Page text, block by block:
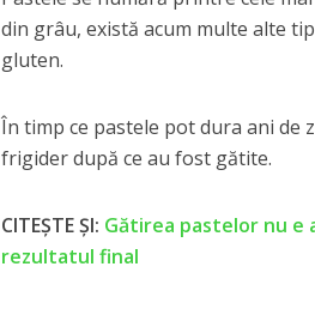
din grâu, există acum multe alte
gluten.
În timp ce pastele pot dura ani de
frigider după ce au fost gătite.
CITEȘTE ȘI: Gătirea pastelor nu e
rezultatul final